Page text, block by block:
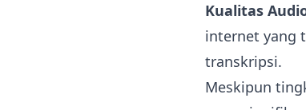
Kualitas
internet yang
transkripsi.
Meskipun